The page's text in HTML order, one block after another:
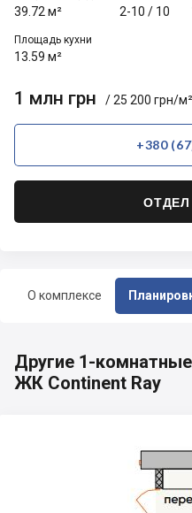
О комплексе
39.72 м² 2-10 / 10
Площадь кухни
13.59 м²
1 млн грн / 25 200 грн/м²
+380
Другие 1-
ЖК Continent Ray